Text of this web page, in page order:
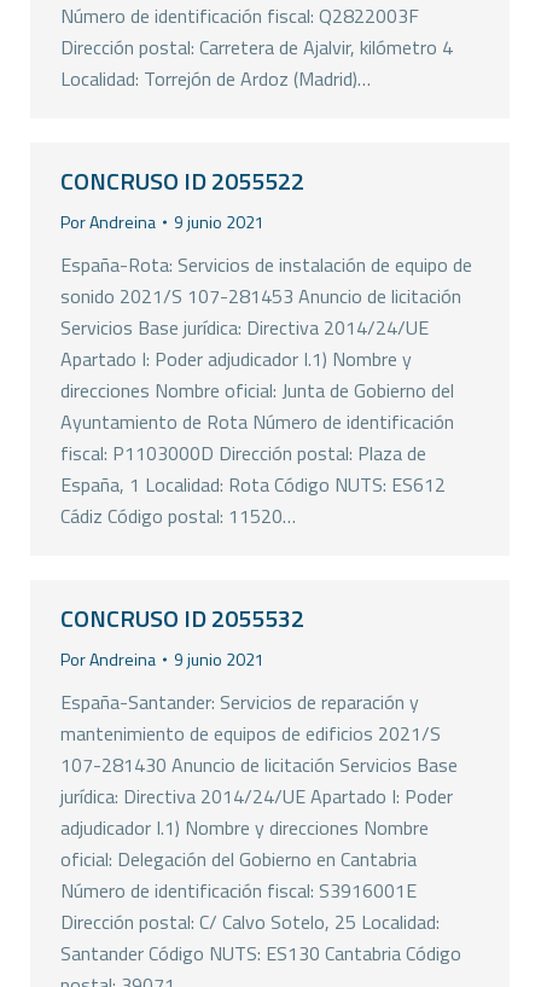
Número de identificación fiscal: Q2822003F
Dirección postal: Carretera de Ajalvir, kilómetro 4
Localidad: Torrejón de Ardoz (Madrid)…
CONCRUSO ID 2055522
PorAndreina 9 junio 2021
España-Rota: Servicios de instalación de equipo de
sonido 2021/S 107-281453 Anuncio de licitación
Servicios Base jurídica: Directiva 2014/24/UE
Apartado I: Poder adjudicador I.1) Nombre y
direcciones Nombre oficial: Junta de Gobierno del
Ayuntamiento de Rota Número de identificación
fiscal: P1103000D Dirección postal: Plaza de
España, 1 Localidad: Rota Código NUTS: ES612
Cádiz Código postal: 11520…
CONCRUSO ID 2055532
PorAndreina 9 junio 2021
España-Santander: Servicios de reparación y
mantenimiento de equipos de edificios 2021/S
107-281430 Anuncio de licitación Servicios Base
jurídica: Directiva 2014/24/UE Apartado I: Poder
adjudicador I.1) Nombre y direcciones Nombre
oficial: Delegación del Gobierno en Cantabria
Número de identificación fiscal: S3916001E
Dirección postal: C/ Calvo Sotelo, 25 Localidad:
Santander Código NUTS: ES130 Cantabria Código